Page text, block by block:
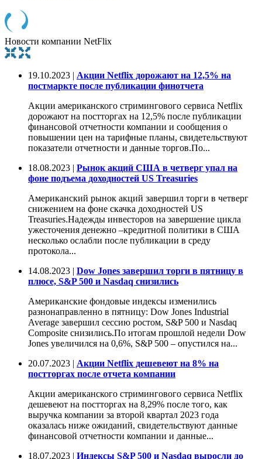
Новости компании NetFlix
19.10.2023 | Акции Netflix дорожают на 12,5% на
постмаркте после публикации финотчета
Акции американского стримингового сервиса Netflix
дорожают на постторгах на 12,5% после публикации
финансовой отчетности компании и сообщения о
повышении цен на тарифные планы, свидетельствуют
показатели отчетности и данные торгов.По...
18.08.2023 | Рынок акций США в четверг упал на
фоне подъема доходностей US Treasuries
Американский рынок акций завершил торги в четверг
снижением на фоне скачка доходностей US
Treasuries.Надежды инвесторов на завершение цикла
ужесточения денежно –кредитной политики в США
несколько ослабли после публикации в среду
протокола...
14.08.2023 | Dow Jones завершил торги в пятницу в
плюсе, S&P 500 и Nasdaq снизились
Американские фондовые индексы изменились
разнонаправленно в пятницу: Dow Jones Industrial
Average завершил сессию ростом, S&P 500 и Nasdaq
Composite снизились.По итогам прошлой недели Dow
Jones увеличился на 0,6%, S&P 500 – опустился на...
20.07.2023 | Акции Netflix дешевеют на 8% на
постторгах после отчета компании
Акции американского стримингового сервиса Netflix
дешевеют на постторгах на 8,29% после того, как
выручка компании за второй квартал 2023 года
оказалась ниже ожиданий, свидетельствуют данные
финансовой отчетности компании и данные...
18.07.2023 | Индексы S&P 500 и Nasdaq выросли до